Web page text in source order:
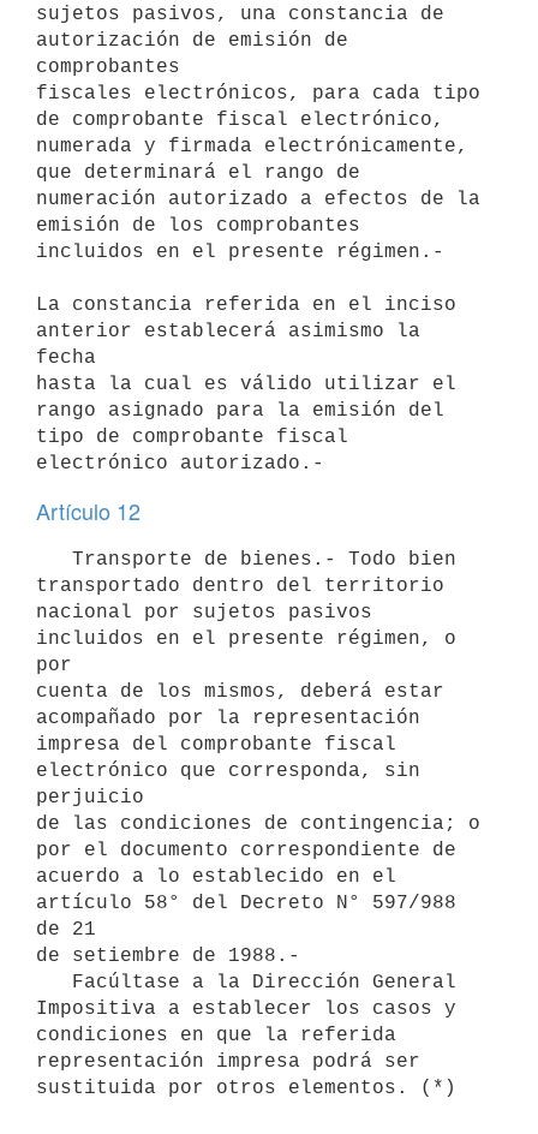
sujetos pasivos, una constancia de
autorización de emisión de
comprobantes
fiscales electrónicos, para cada tipo
de comprobante fiscal electrónico,
numerada y firmada electrónicamente,
que determinará el rango de
numeración autorizado a efectos de la
emisión de los comprobantes
incluidos en el presente régimen.-
La constancia referida en el inciso
anterior establecerá asimismo la
fecha
hasta la cual es válido utilizar el
rango asignado para la emisión del
tipo de comprobante fiscal
Artículo 12
transportado dentro del territorio
nacional por sujetos pasivos
incluidos en el presente régimen, o
por
cuenta de los mismos, deberá estar
acompañado por la representación
impresa del comprobante fiscal
electrónico que corresponda, sin
perjuicio
de las condiciones de contingencia; o
por el documento correspondiente de
acuerdo a lo establecido en el
artículo 58° del Decreto N° 597/988
de 21
de setiembre de 1988.-
Impositiva a establecer los casos y
condiciones en que la referida
representación impresa podrá ser
sustituida por otros elementos. (*)